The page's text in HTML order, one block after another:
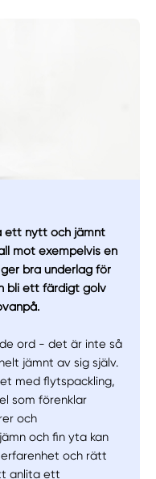
ett nytt och jämnt
mot exempelvis en
bra underlag för
bli ett färdigt golv
ord - det är inte så
jämnt av sig själv.
med flytspackling,
som förenklar
och
och fin yta kan
och rätt
anlita ett